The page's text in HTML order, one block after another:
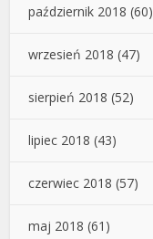
październik 2018 (60)
wrzesień 2018 (47)
sierpień 2018 (52)
lipiec 2018 (43)
czerwiec 2018 (57)
maj 2018 (61)